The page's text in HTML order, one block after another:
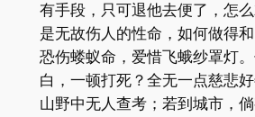
有手段，只可退他去便了，怎
是无故伤人的性命，如何做得
恐伤蝼蚁命，爱惜飞蛾纱罩灯
白，一顿打死？全无一点慈悲
山野中无人查考；若到城市，